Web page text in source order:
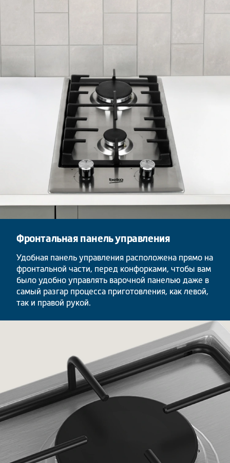
Фронтальная панель управления
Удобная панель управления расположена прямо на
фронтальной части, перед конфорками, чтобы вам
было удобно управлять варочной панелью даже в
самый разгар процесса приготовления, как левой,
так и правой рукой.